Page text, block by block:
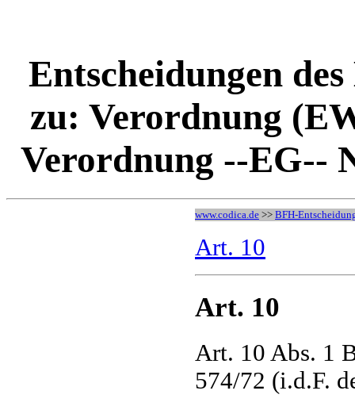
Entscheidungen
zu: Verordnung
Verordnung --EG--
www.codica.de >> BFH-
Art. 10
Art. 10
Art. 10 Abs. 1
574/72 (i.d.F.